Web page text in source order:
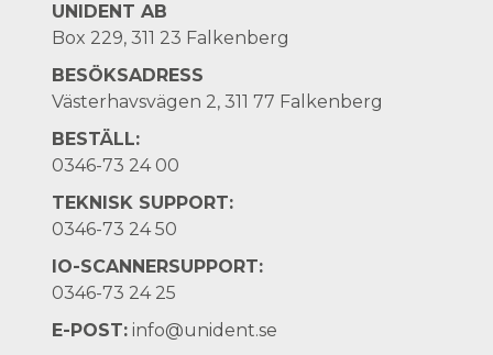
UNIDENT AB
Box 229, 311 23 Falkenberg
BESÖKSADRESS
Västerhavsvägen 2, 311 77 Falkenberg
BESTÄLL:
0346-73 24 00
TEKNISK SUPPORT:
0346-73 24 50
IO-SCANNERSUPPORT:
0346-73 24 25
E-POST: info@unident.se